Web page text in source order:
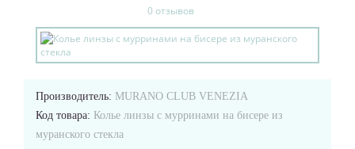
0 отзывов
Производитель: MURANO CLUB VENEZIA
Код товара: Колье линзы с мурринами на бисере из
муранского стекла